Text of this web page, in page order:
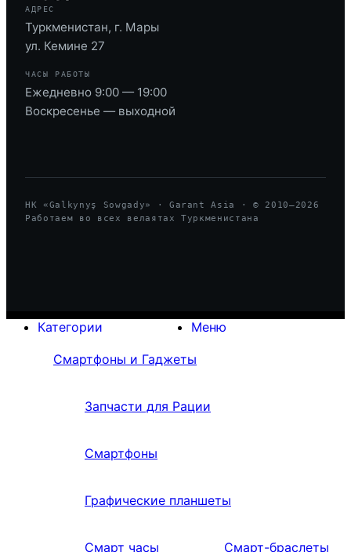
АДРЕС
Туркменистан, г. Мары
ул. Кемине 27
ЧАСЫ РАБОТЫ
Ежедневно 9:00 — 19:00
Воскресенье — выходной
HK «Galkynyş Sowgady» · Garant Asia · © 2010—2026
Работаем во всех велаятах Туркменистана
Меню
Категории
Смартфоны и Гаджеты
Запчасти для Рации
Смартфоны
Графические планшеты
Смарт часы Смарт-браслеты